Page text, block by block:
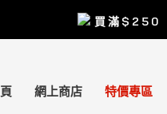
買滿 $250
網上商店 特價專區